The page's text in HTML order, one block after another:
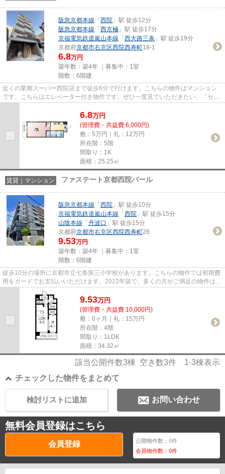
阪急京都本線 「 西院 」駅 徒歩12分
阪急京都本線 「 西京極 」駅 徒歩17分
京福電気鉄道嵐山本線 「 西大路三条 」駅 徒歩19分
京都府京都市右京区西院西寿町18-1
6.8万円
築年数：築4年 ｜募集中： 1室
階数：6階建
近くの業務スーパー西院店まで徒歩6分で行けます。こちらの物件はマンション
です。こちらはエレベーター付き物件です。ぜひ一度見ていただきたい、「セト
6.8万円
(管理費・共益費 6,000円)
敷：5万円｜礼：12万円
所在階：5階
間取り：1K
面積：25.25㎡
賃貸｜マンション ファステート京都西院パール
阪急京都本線 「 西院 」駅 徒歩10分
京福電気鉄道嵐山本線 「 西院 」駅 徒歩15分
山陰本線 「 丹波口 」駅 徒歩15分
京都府京都市右京区西院西寿町28
9.53万円
築年数：築4年 ｜募集中： 1室
階数：6階建
徒歩10分の場所に京都市立七条第三小学校があります。こちらの物件では初期費
用をカードでお支払いいただけます。2022年築で、多くの方がご満足の物件はこ
ちらです。気になるイチオシ...
9.53万円
(管理費・共益費 10,000円)
敷：0ヶ月｜礼：15万円
所在階：4階
間取り：1LDK
面積：34.32㎡
該当公開件数3棟 空き数3件 1-3棟表示
チェックした物件をまとめて
お問い合わせ
検討リストに追加
無料会員登録はこちら
会員登録 公開物件数：0件
会員物件数：0件